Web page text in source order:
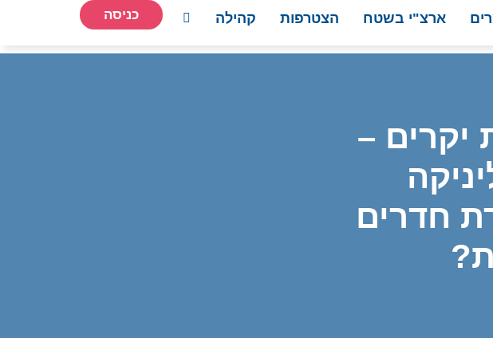
ארצ"י בשטח הצטרפות קהילה כניסה
יקרים –
חדרים